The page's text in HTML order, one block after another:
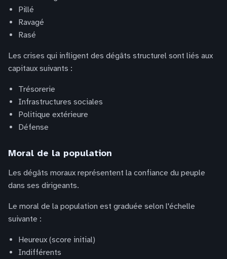
Pillé
Ravagé
Rasé
Les crises qui infligent des dégâts structurel sont liés aux
capitaux suivants :
Trésorerie
Infrastructures sociales
Politique extérieure
Défense
Moral de la population
Les dégâts moraux représentent la confiance du peuple
dans ses dirigeants.
Le moral de la population est graduée selon l'échelle
suivante :
Heureux (score initial)
Indifférents